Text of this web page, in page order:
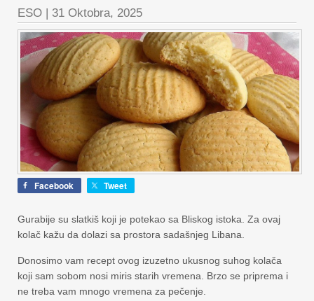
ESO | 31 Oktobra, 2025
Facebook Tweet
Gurabije su slatkiš koji je potekao sa Bliskog istoka. Za ovaj
kolač kažu da dolazi sa prostora sadašnjeg Libana.
Donosimo vam recept ovog izuzetno ukusnog suhog kolača
koji sam sobom nosi miris starih vremena. Brzo se priprema i
ne treba vam mnogo vremena za pečenje.